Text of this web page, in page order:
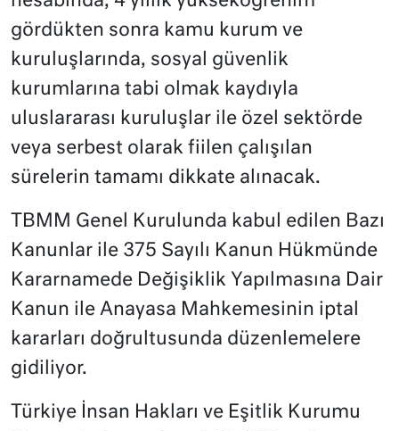
gördükten sonra kamu kurum ve
kuruluşlarında, sosyal güvenlik
kurumlarına tabi olmak kaydıyla
uluslararası kuruluşlar ile özel sektörde
veya serbest olarak fiilen çalışılan
sürelerin tamamı dikkate alınacak.
TBMM Genel Kurulunda kabul edilen Bazı
Kanunlar ile 375 Sayılı Kanun Hükmünde
Kararnamede Değişiklik Yapılmasına Dair
Kanun ile Anayasa Mahkemesinin iptal
kararları doğrultusunda düzenlemelere
gidiliyor.
Türkiye İnsan Hakları ve Eşitlik Kurumu